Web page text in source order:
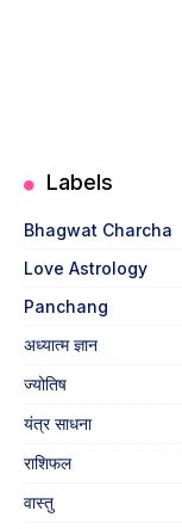
Labels
Bhagwat Charcha
Love Astrology
Panchang
अध्यात्म ज्ञान
ज्योतिष
यंत्र साधना
राशिफल
वास्तु